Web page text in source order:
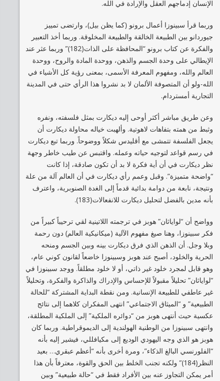
الإنسان إدماجهم العقل والإرادة في الله.
وربما قرأ سبينوزا أعمال برونو (كما يظن بيل)، وارتضى تمييز
جيوردانو بين الطبيعة الخالقة والطبيعة المخلوقة. وربما أخذ التعبير
والفكرة عن كتاب برونو “المحافظة على الذات(182)” وربما عثر عند
الإيطالي على وحدة الجسم والذهن، ووحدة المادة والروح، ووحدة
العالم والله، ومفهوم المعرفة الأسمى، بمعنى رؤية كل الأشياء في
الله-ولو أن المتصوفة الألمان لا بد نشروا هذا الرأي حتى في المدينة
التجارية أمستردام.
وعن طريق مباشر أكثر أوحى إليه ديكارت بمثل فلسفته، ونفره
وثبط من همته بتفاهات لاهوتية. وألهبت خياله محاولة ديكارت أن
يجعل الفلسفة تتمشى مع أقليدس شكلاً ووضوحاً. وربما تبع ديكارت
في رسم قواعد لتوجيه حياته وعمله. واقتبس عن طيب خاطر وجهة
نظر ديكارت في أن أية فكرة لا بد أن تكون صادقة، إذا كانت
“واضحة متميزة”. وقبل وعمم رأي ديكارت في أن العالم آلة من علة
ونتيجة، نابعة من دوامة بدائية قدماً إلى الغدة الصنوبرية، واعترف
بأنه مدين بالفضل لتحليل ديكارت للانفعالات(183).
وواضح أن “لواياثان” هوبز في ترجمته اللاتينية لقي ترحيباً كبيراً من
فكر سبينوزا، وهنا صيغ مفهوم الآلية (ميكانيكية العالم) دون رحمة
وبلا وجل. أن الذهن الذي فرق ديكارت بينه وبين الجسم ومنحه
الحرية والخلود، أصبح عند هوبز وسبينوزا خاضعاً لقانون كوني عام،
وهو قابل لمجرد خلود غير ذاتي، أو لا خلود مطلقاً. ووجد سبينوزا في
“لواياثان” تحليلاً مقبولاً للإحساس والإدراك والذاكرة والفكرة، وتحليلاً
غير عاطفي للطبيعة الإنسانية. ومن نقطة البداية المشتركة “للحالة
الطبيعية” و “الميثاق الاجتماعي” انتهى المفكران كلاهما إلى نتائج
عكسية حيث أنتهى هوبز من “دوائره الملكية” إلى الملكية المطلقة،
وانتهى سبينوزا من الوطنية الهولندية إلى الديموقراطية. وربما كان
هوبز هو الذي وجه اليهودي الوديع إلى مكيافللي، فيشير إليه بأنه
“الفلورنسي البالغ الذكاء”، ومرة أخرى بأنه “أعظم عبقري… بعيد
النظر(184)” ولكنه تجنب الخلط بين الحق والقوة، معترفاً بأن هذا
أمر يمكن التجاوز عنه بين الأفراد فقط في “حالة طبيعية” وبين